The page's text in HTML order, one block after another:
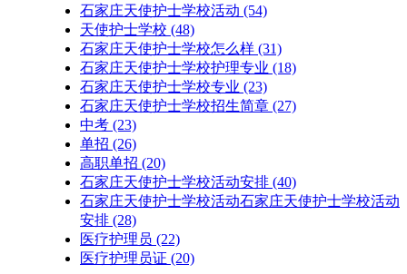
石家庄天使护士学校活动 (54)
天使护士学校 (48)
石家庄天使护士学校怎么样 (31)
石家庄天使护士学校护理专业 (18)
石家庄天使护士学校专业 (23)
石家庄天使护士学校招生简章 (27)
中考 (23)
单招 (26)
高职单招 (20)
石家庄天使护士学校活动安排 (40)
石家庄天使护士学校活动石家庄天使护士学校活动
安排 (28)
医疗护理员 (22)
医疗护理员证 (20)